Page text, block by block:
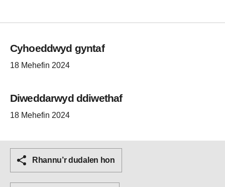
Cyhoeddwyd gyntaf
18 Mehefin 2024
Diweddarwyd ddiwethaf
18 Mehefin 2024
Rhannu’r dudalen hon